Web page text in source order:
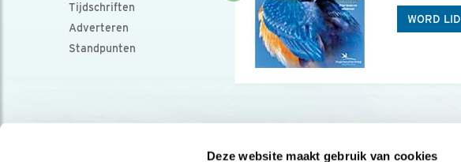
Deze website maakt gebruik van cookies
Tijdschriften
Adverteren
Standpunten
WORD LID